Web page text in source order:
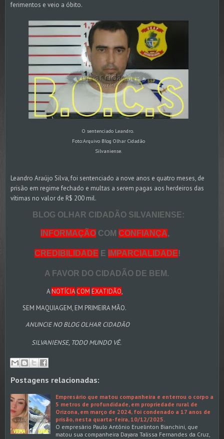
ferimentos e veio a óbito.
O sentenciado Leandro.
Foto:Arquivo Blog Olhar Cidadão
Silvaniense.
Leandro Araújo Silva, foi sentenciado a nove anos e quatro meses, de
prisão em regime fechado e multas a serem pagas aos herdeiros das
vítimas no valor de R$ 200 mil.
BLOG OLHAR CIDADÃO SILVANIENSE:
INFORMAÇÃO COM CONFIANÇA,
CREDIBILIDADE E IMPARCIALIDADE!
A FAVOR DO CIDADÃO DE BEM.
ANOTÍCIA COM EXATIDÃO,
SEM MAQUIAGEM, EM PRIMEIRA MÃO.
ANUNCIE NO BLOG OLHAR CIDADÃO
SILVANIENSE, TODO MUNDO VÊ.
Postagens relacionadas:
Empresário que matou companheira e enterrou o corpo a
5 metros de profundidade, em propriedade rural de
Orizona, em março de 2024, foi condenado a 17 anos de
prisão, nesta quarta-feira, 10/12/2025.
O empresário Paulo Antônio Eruelinton Bianchini, que
matou sua companheira Dayara Talissa Fernandes da Cruz,